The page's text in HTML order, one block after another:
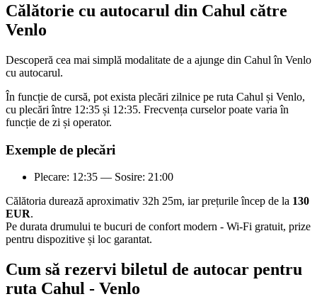
Călătorie cu autocarul din Cahul către
Venlo
Descoperă cea mai simplă modalitate de a ajunge din Cahul în Venlo
cu autocarul.
În funcție de cursă, pot exista plecări zilnice pe ruta Cahul și Venlo,
cu plecări între 12:35 și 12:35. Frecvența curselor poate varia în
funcție de zi și operator.
Exemple de plecări
Plecare: 12:35 — Sosire: 21:00
Călătoria durează aproximativ 32h 25m, iar prețurile încep de la 130
EUR.
Pe durata drumului te bucuri de confort modern - Wi-Fi gratuit, prize
pentru dispozitive și loc garantat.
Cum să rezervi biletul de autocar pentru
ruta Cahul - Venlo